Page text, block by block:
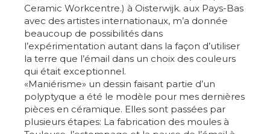
Ceramic Workcentre.) à Oisterwijk. aux Pays-Bas
avec des artistes internationaux, m’a donnée
beaucoup de possibilités dans
l’expérimentation autant dans la façon d’utiliser
la terre que l’émail dans un choix des couleurs
qui était exceptionnel.
«Maniérisme» un dessin faisant partie d’un
polyptyque a été le modèle pour mes dernières
pièces en céramique. Elles sont passées par
plusieurs étapes: La fabrication des moules à